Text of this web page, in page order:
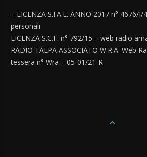
– LICENZA S.I.A.E. ANNO 2017 n° 4676/
personali
LICENZA S.C.F. n° 792/15 – web radio
RADIO TALPA ASSOCIATO W.R.A. Web
tessera n° Wra – 05-01/21-R